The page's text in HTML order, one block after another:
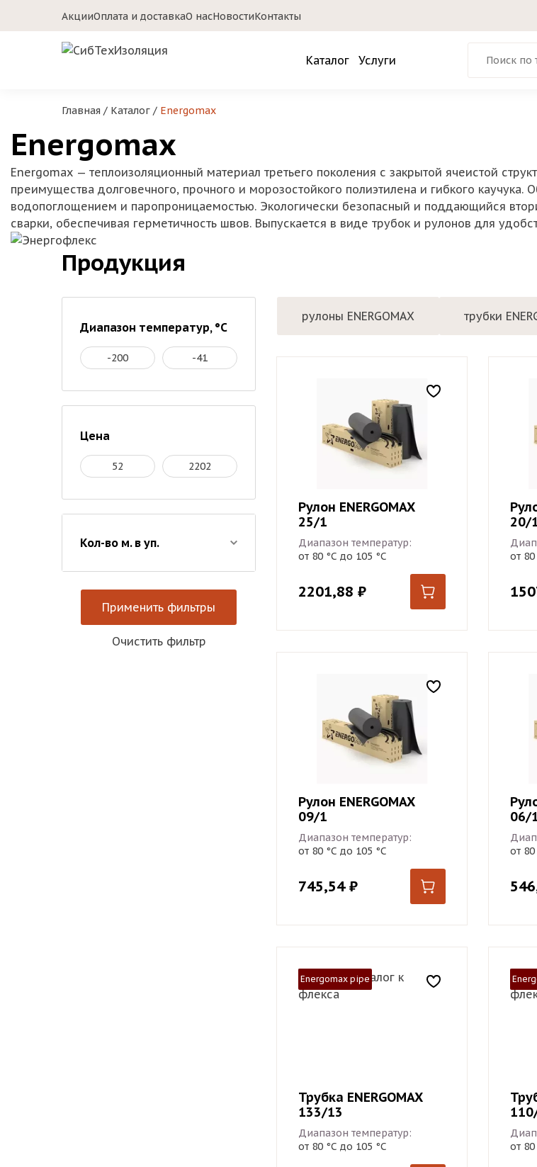
АкцииОплата и доставкаО насНовостиКонтакты
Каталог Услуги
Главная / Каталог / Energomax
Energomax
Energomax — теплоизоляционный материал третьего поколения с закрытой ячеистой
преимущества долговечного, прочного и морозостойкого полиэтилена и гибкого
водопоглощением и паропроницаемостью. Экологически безопасный и поддающийся
сварки, обеспечивая герметичность швов. Выпускается в виде трубок и рулонов для
Продукция
Диапазон температур, °С
Цена
Кол-во м. в уп.
Применить фильтры
Очистить фильтр
рулоны ENERGOMAX трубки
Рулон ENERGOMAX
25/1
Диапазон температур:
от 80 °С до 105 °С
2201,88₽
20/
от
Рулон ENERGOMAX
09/1
Диапазон температур:
от 80 °С до 105 °С
745,54₽
06/
от
Energomax pipe
Трубка ENERGOMAX
133/13
Диапазон температур:
от 80 °С до 105 °С
от